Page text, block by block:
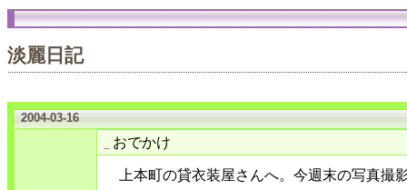
淡麗日記
2004-03-16
おでかけ
上本町の貸衣装屋さんへ。今週末の写真